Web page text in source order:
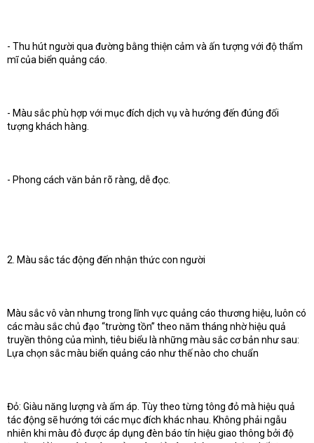
- Thu hút người qua đường bằng thiện cảm và ấn tượng với độ thẩm
mĩ của biển quảng cáo.
- Màu sắc phù hợp với mục đích dịch vụ và hướng đến đúng đối
tượng khách hàng.
- Phong cách văn bản rõ ràng, dễ đọc.
2. Màu sắc tác động đến nhận thức con người
Màu sắc vô vàn nhưng trong lĩnh vực quảng cáo thương hiệu, luôn có
các màu sắc chủ đạo “trường tồn” theo năm tháng nhờ hiệu quả
truyền thông của mình, tiêu biểu là những màu sắc cơ bản như sau:
Lựa chọn sắc màu biển quảng cáo như thế nào cho chuẩn
Đỏ: Giàu năng lượng và ấm áp. Tùy theo từng tông đỏ mà hiệu quả
tác động sẽ hướng tới các mục đích khác nhau. Không phải ngẫu
nhiên khi màu đỏ được áp dụng đèn báo tín hiệu giao thông bởi độ